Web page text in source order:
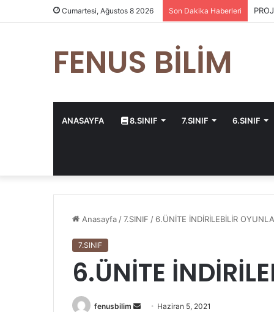
Cumartesi, Ağustos 8 2026 Son Dakika Haberleri
FENUS BİLİM
ANASAYFA 8.SINIF 7.SINIF 6.SINIF
Anasayfa /7.SINIF / 6.ÜNİTE İNDİRİLEBİLİR
7.SINIF
6.ÜNİTE
fenusbilim
Bir
Haziran 5, 2021